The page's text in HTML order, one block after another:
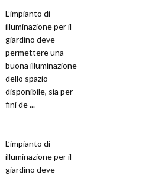
L’impianto di
illuminazione per il
giardino deve
permettere una
buona illuminazione
dello spazio
disponibile, sia per
fini de ...
L’impianto di
illuminazione per il
giardino deve